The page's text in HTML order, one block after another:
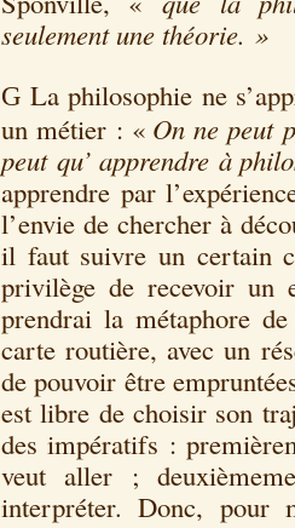
seulement une théorie. »
GLa philosophie ne
un métier : « On ne peut
peut qu’ apprendre à
apprendre par
l’envie de chercher à
il faut suivre un certain
privilège de recevoir un
prendrai la métaphore
carte routière, avec un
de pouvoir être
est libre de choisir son
des impératifs :
veut aller ;
interpréter. Donc, pour